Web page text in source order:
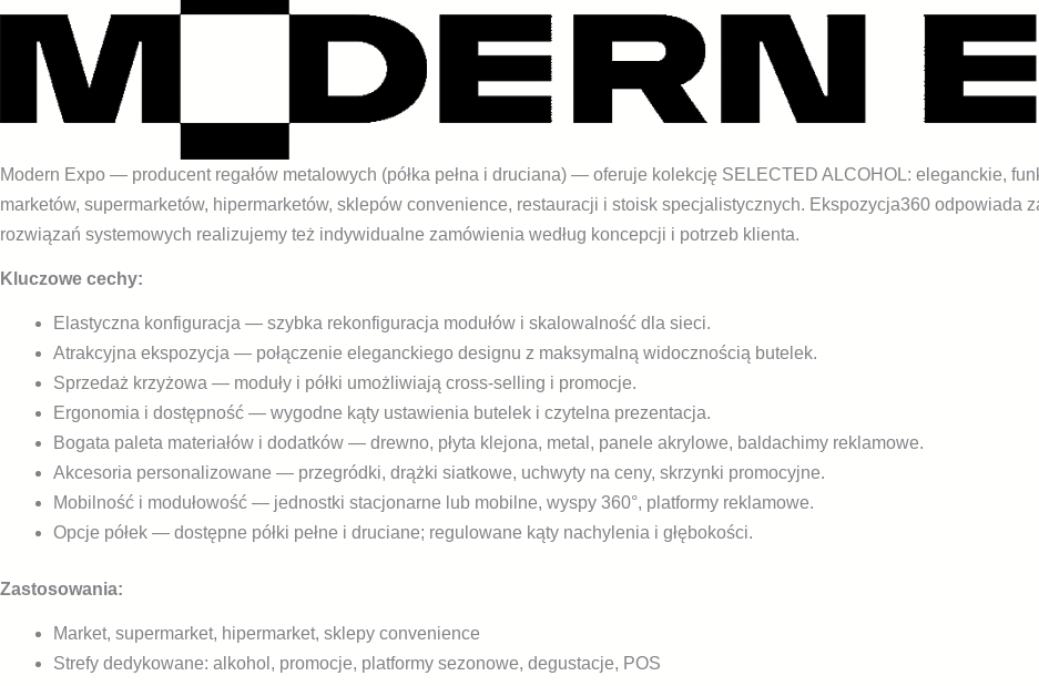
Modern Expo — producent regałów metalowych (półka pełna i druciana) — oferuje kolekcję SELECTED ALCOHOL: eleganckie,
marketów, supermarketów, hipermarketów, sklepów convenience, restauracji i stoisk specjalistycznych. Ekspozycja360 odpowiada
rozwiązań systemowych realizujemy też indywidualne zamówienia według koncepcji i potrzeb klienta.
Kluczowe cechy:
Elastyczna konfiguracja — szybka rekonfiguracja modułów i skalowalność dla sieci.
Atrakcyjna ekspozycja — połączenie eleganckiego designu z maksymalną widocznością butelek.
Sprzedaż krzyżowa — moduły i półki umożliwiają cross‑selling i promocje.
Ergonomia i dostępność — wygodne kąty ustawienia butelek i czytelna prezentacja.
Bogata paleta materiałów i dodatków — drewno, płyta klejona, metal, panele akrylowe, baldachimy reklamowe.
Akcesoria personalizowane — przegródki, drążki siatkowe, uchwyty na ceny, skrzynki promocyjne.
Mobilność i modułowość — jednostki stacjonarne lub mobilne, wyspy 360°, platformy reklamowe.
Opcje półek — dostępne półki pełne i druciane; regulowane kąty nachylenia i głębokości.
Zastosowania:
Market, supermarket, hipermarket, sklepy convenience
Strefy dedykowane: alkohol, promocje, platformy sezonowe, degustacje, POS